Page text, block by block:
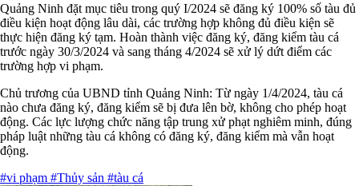
Quảng Ninh đặt mục tiêu trong quý I/2024 sẽ đăng ký 100% số tàu đủ
điều kiện hoạt động lâu dài, các trường hợp không đủ điều kiện sẽ
thực hiện đăng ký tạm. Hoàn thành việc đăng ký, đăng kiểm tàu cá
trước ngày 30/3/2024 và sang tháng 4/2024 sẽ xử lý dứt điểm các
trường hợp vi phạm.
Chủ trương của UBND tỉnh Quảng Ninh: Từ ngày 1/4/2024, tàu cá
nào chưa đăng ký, đăng kiểm sẽ bị đưa lên bờ, không cho phép hoạt
động. Các lực lượng chức năng tập trung xử phạt nghiêm minh, đúng
pháp luật những tàu cá không có đăng ký, đăng kiểm mà vẫn hoạt
động.
#vi phạm #Thủy sản #tàu cá